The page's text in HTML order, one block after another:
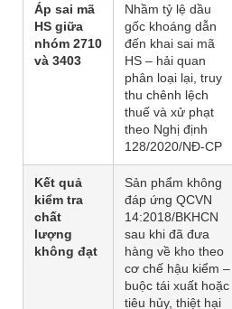
Áp sai mã
HS giữa
nhóm 2710
và 3403
Nhầm tỷ lệ dầu
gốc khoáng dẫn
đến khai sai mã
HS – hải quan
phân loại lại, truy
thu chênh lệch
thuế và xử phạt
theo Nghị định
128/2020/NĐ-CP
Kết quả
kiểm tra
chất
lượng
không đạt
Sản phẩm không
đáp ứng QCVN
14:2018/BKHCN
sau khi đã đưa
hàng về kho theo
cơ chế hậu kiểm –
buộc tái xuất hoặc
tiêu hủy, thiệt hại